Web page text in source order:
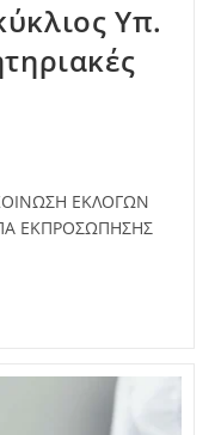
Υπ.
ΕΚΛΟΓΩΝ
ΕΚΠΡΟΣΩΠΗΣΗΣ